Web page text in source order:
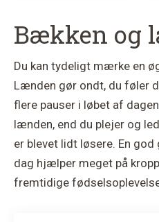
Bækken og
Du kan tydeligt mærke en
Lænden gør ondt, du føler
flere pauser i løbet af
lænden, end du plejer og
er blevet lidt løsere. En
dag hjælper meget på
fremtidige